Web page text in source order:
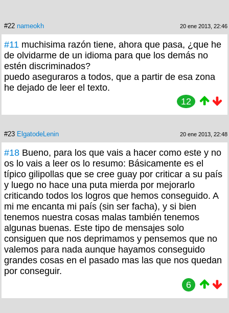
#22 nameokh 20 ene 2013, 22:46
#11 muchisima razón tiene, ahora que pasa, ¿que he
de olvidarme de un idioma para que los demás no
estén discriminados?
puedo aseguraros a todos, que a partir de esa zona
he dejado de leer el texto.
12
#23 ElgatodeLenin 20 ene 2013, 22:48
#18 Bueno, para los que vais a hacer como este y no
os lo vais a leer os lo resumo: Básicamente es el
típico gilipollas que se cree guay por criticar a su país
y luego no hace una puta mierda por mejorarlo
criticando todos los logros que hemos conseguido. A
mi me encanta mi país (sin ser facha), y si bien
tenemos nuestra cosas malas también tenemos
algunas buenas. Este tipo de mensajes solo
consiguen que nos deprimamos y pensemos que no
valemos para nada aunque hayamos conseguido
grandes cosas en el pasado mas las que nos quedan
por conseguir.
6